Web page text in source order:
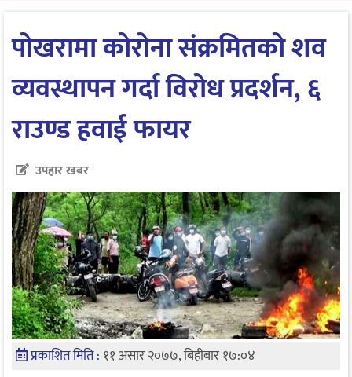
पोखरामा कोरोना संक्रमितको शव
व्यवस्थापन गर्दा विरोध प्रदर्शन, ६
राउण्ड हवाई फायर
उपहार खबर
प्रकाशित मिति : ११ असार २०७७, बिहीबार १७:०४